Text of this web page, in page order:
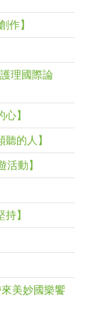
作】
理國際論
】
的人】
動】
】
美妙國樂饗